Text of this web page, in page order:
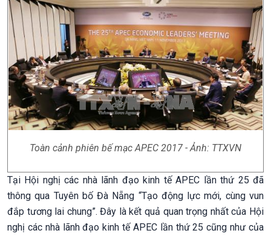
Toàn cảnh phiên bế mạc APEC 2017 - Ảnh: TTXVN
Tại Hội nghị các nhà lãnh đạo kinh tế APEC lần thứ 25 đã
thông qua Tuyên bố Đà Nẵng “Tạo động lực mới, cùng vun
đắp tương lai chung”. Đây là kết quả quan trọng nhất của Hội
nghị các nhà lãnh đạo kinh tế APEC lần thứ 25 cũng như của